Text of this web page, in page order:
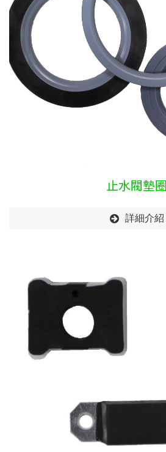
止水閥墊圈
詳細介紹